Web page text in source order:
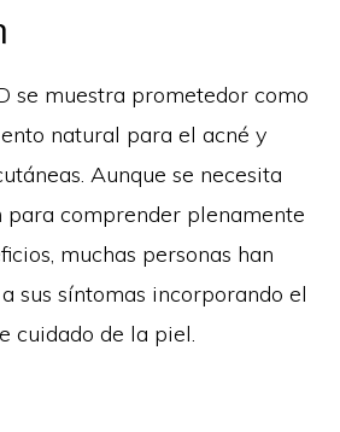
se muestra prometedor como
natural para el acné y
Aunque se necesita
para comprender plenamente
muchas personas han
sus síntomas incorporando el
cuidado de la piel.